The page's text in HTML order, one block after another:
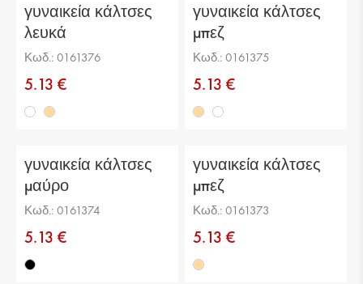
γυναικεία κάλτσες
λευκά
Κωδ.: 0161376
5.13 €
γυναικεία κάλτσες
μπεζ
Κωδ.: 0161375
5.13 €
γυναικεία κάλτσες
μαύρο
Κωδ.: 0161374
5.13 €
γυναικεία κάλτσες
μπεζ
Κωδ.: 0161373
5.13 €